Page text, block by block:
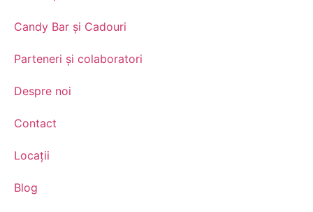
Candy Bar și Cadouri
Parteneri și colaboratori
Despre noi
Contact
Locații
Blog